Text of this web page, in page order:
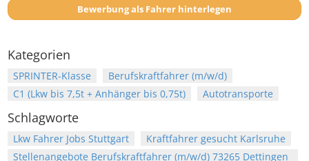
Bewerbung als Fahrer hinterlegen
Kategorien
SPRINTER-Klasse
Berufskraftfahrer (m/w/d)
C1 (Lkw bis 7,5t + Anhänger bis 0,75t)
Autotransporte
Schlagworte
Lkw Fahrer Jobs Stuttgart
Kraftfahrer gesucht Karlsruhe
Stellenangebote Berufskraftfahrer (m/w/d) 73265 Dettingen